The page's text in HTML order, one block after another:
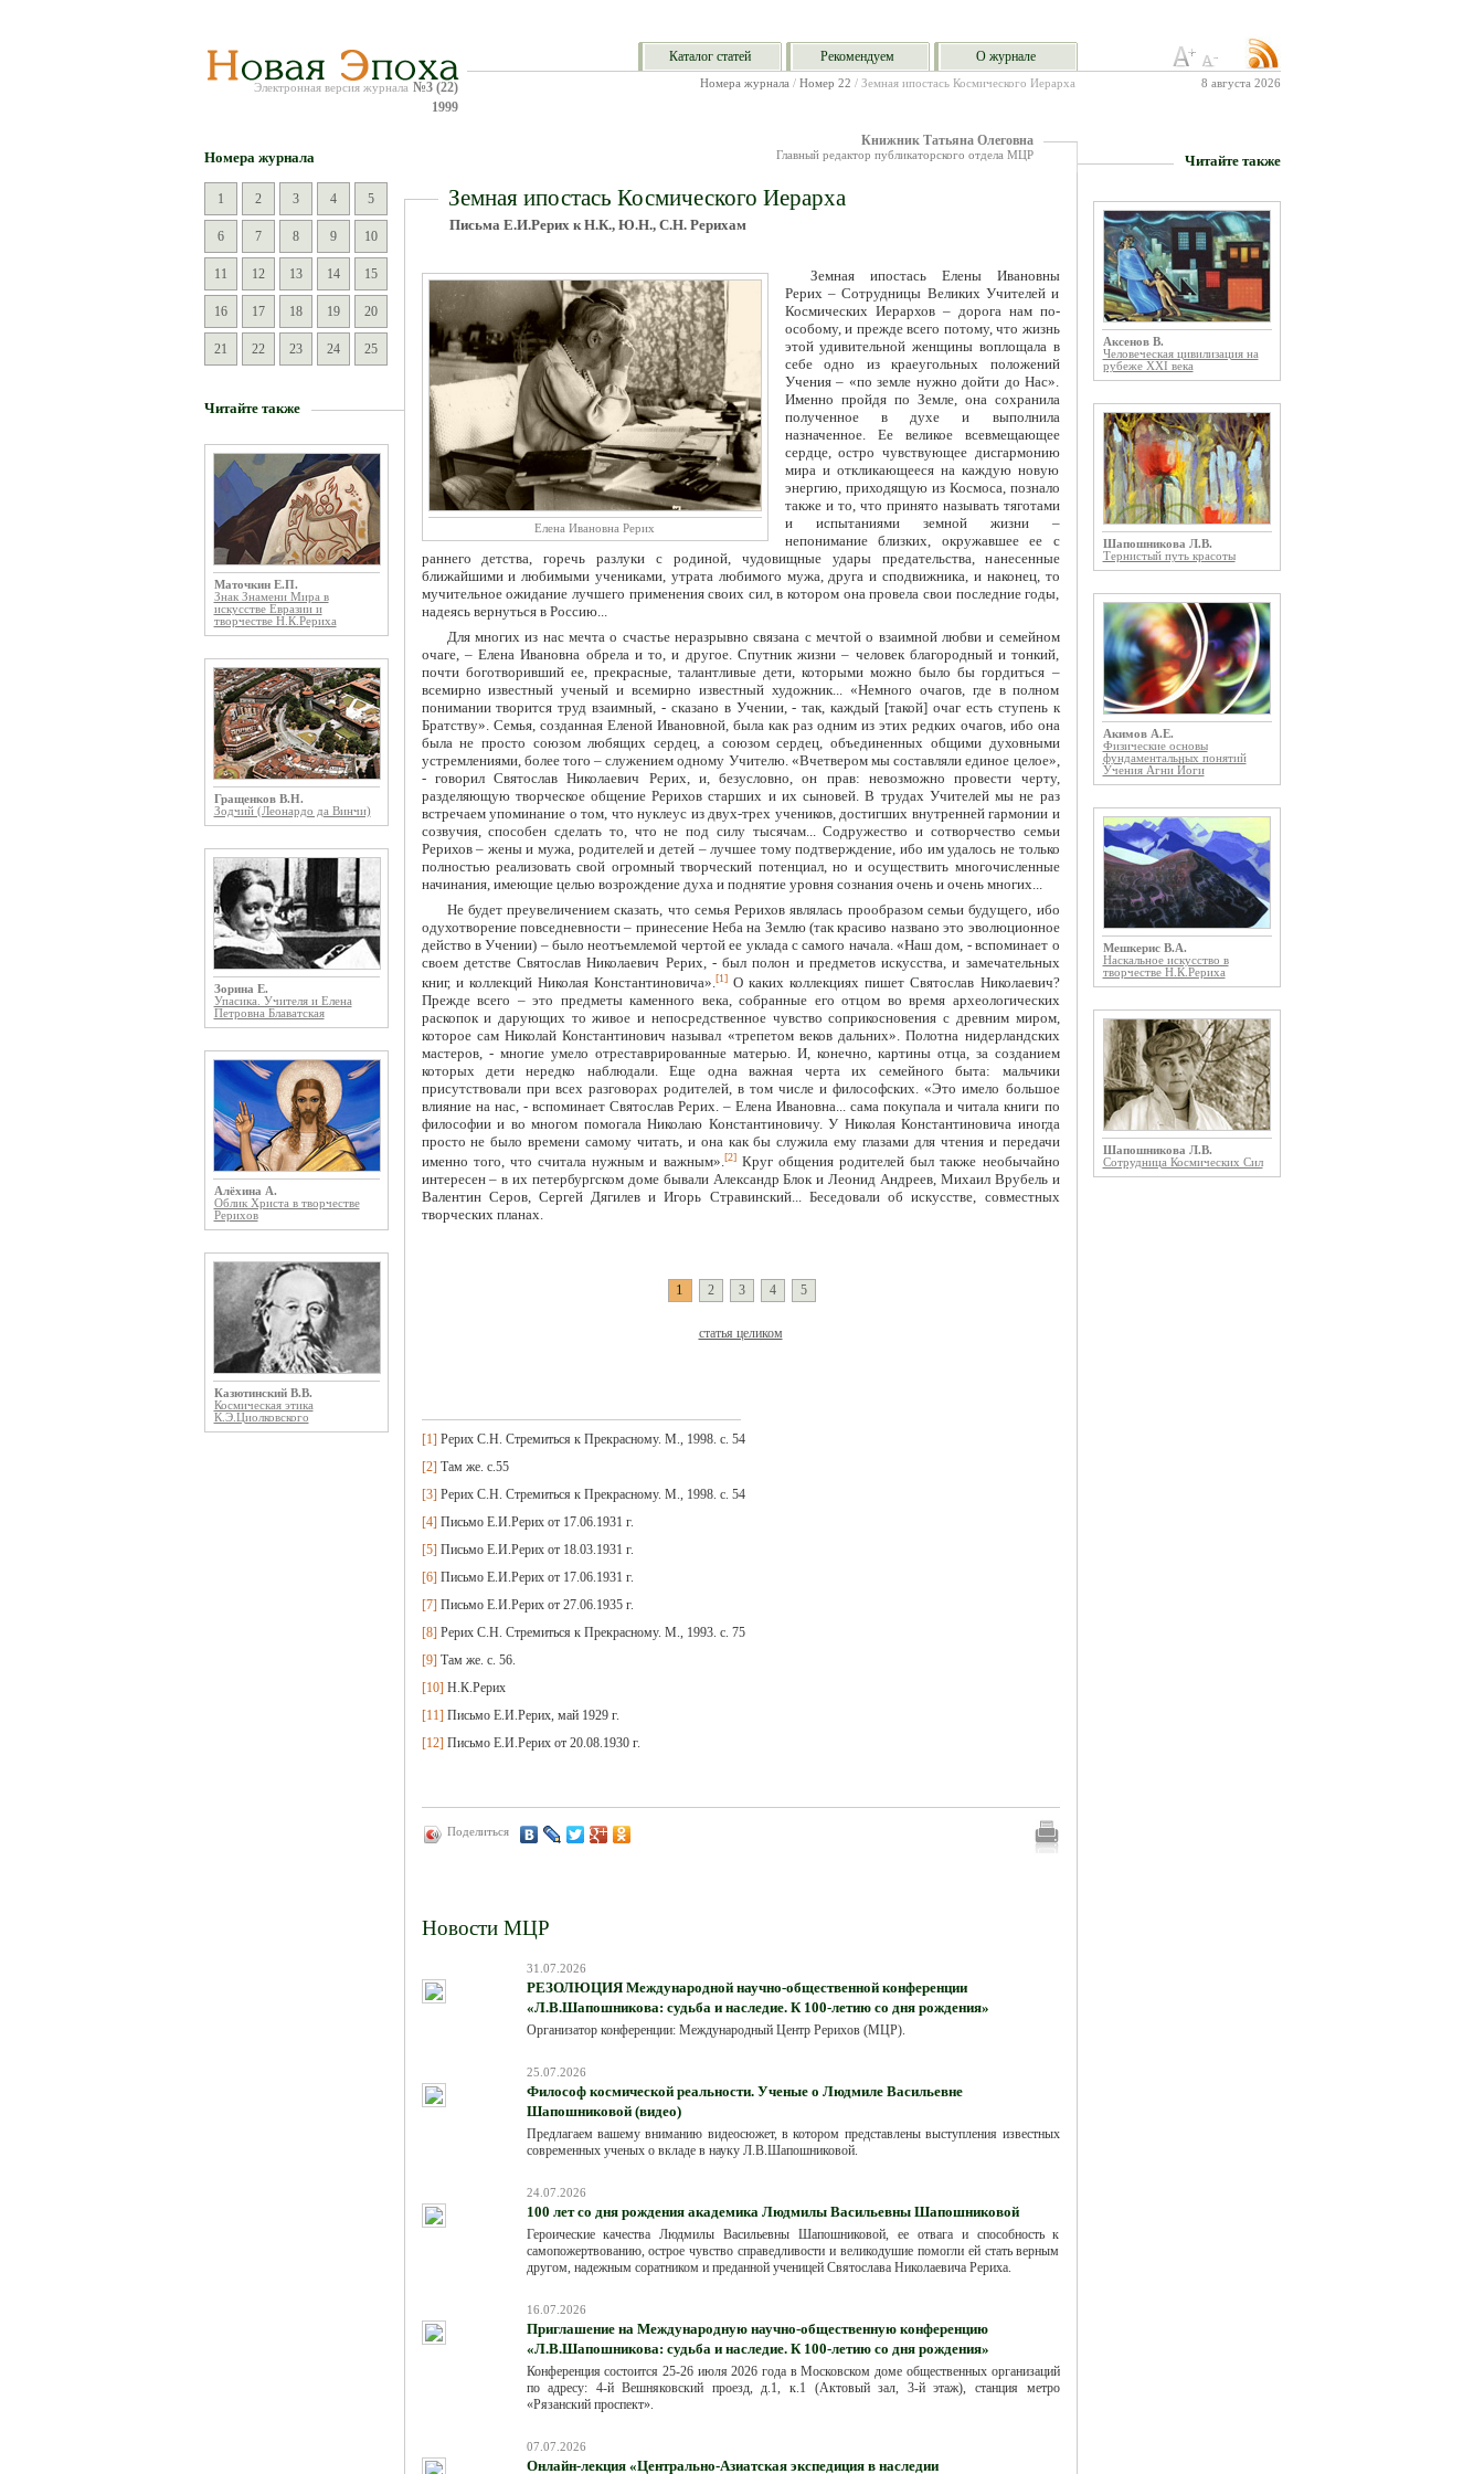
Электронная версия журнала №3 (22)
1999
Каталог статей Рекомендуем О журнале
8 августа 2026
Номера журнала / Номер 22 / Земная ипостась Космического Иерарха
Номера журнала
1 2 3 4 5
6 7 8 9 10
11 12 13 14 15
16 17 18 19 20
21 22 23 24 25
Читайте также
Маточкин Е.П.
Знак Знамени Мира в
искусстве Евразии и
творчестве Н.К.Рериха
Гращенков В.Н.
Зодчий (Леонардо да Винчи)
Зорина Е.
Упасика. Учителя и Елена
Петровна Блаватская
Алёхина А.
Облик Христа в творчестве
Рерихов
Казютинский В.В.
Космическая этика
К.Э.Циолковского
Книжник Татьяна Олеговна
Главный редактор публикаторского отдела МЦР
Земная ипостась Космического Иерарха
Письма Е.И.Рерих к Н.К., Ю.Н., С.Н. Рерихам
Елена Ивановна Рерих
Земная ипостась Елены Ивановны
Рерих – Сотрудницы Великих Учителей и
Космических Иерархов – дорога нам по-
особому, и прежде всего потому, что жизнь
этой удивительной женщины воплощала в
себе одно из краеугольных положений
Учения – «по земле нужно дойти до Нас».
Именно пройдя по Земле, она сохранила
полученное в духе и выполнила
назначенное. Ее великое всевмещающее
сердце, остро чувствующее дисгармонию
мира и откликающееся на каждую новую
энергию, приходящую из Космоса, познало
также и то, что принято называть тяготами
и испытаниями земной жизни –
непонимание близких, окружавшее ее с
раннего детства, горечь разлуки с родиной, чудовищные удары предательства, нанесенные
ближайшими и любимыми учениками, утрата любимого мужа, друга и сподвижника, и наконец, то
мучительное ожидание лучшего применения своих сил, в котором она провела свои последние годы,
надеясь вернуться в Россию...
Для многих из нас мечта о счастье неразрывно связана с мечтой о взаимной любви и семейном
очаге, – Елена Ивановна обрела и то, и другое. Спутник жизни – человек благородный и тонкий,
почти боготворивший ее, прекрасные, талантливые дети, которыми можно было бы гордиться –
всемирно известный ученый и всемирно известный художник... «Немного очагов, где в полном
понимании творится труд взаимный, - сказано в Учении, - так, каждый [такой] очаг есть ступень к
Братству». Семья, созданная Еленой Ивановной, была как раз одним из этих редких очагов, ибо она
была не просто союзом любящих сердец, а союзом сердец, объединенных общими духовными
устремлениями, более того – служением одному Учителю. «Вчетвером мы составляли единое целое»,
- говорил Святослав Николаевич Рерих, и, безусловно, он прав: невозможно провести черту,
разделяющую творческое общение Рерихов старших и их сыновей. В трудах Учителей мы не раз
встречаем упоминание о том, что нуклеус из двух-трех учеников, достигших внутренней гармонии и
созвучия, способен сделать то, что не под силу тысячам... Содружество и сотворчество семьи
Рерихов – жены и мужа, родителей и детей – лучшее тому подтверждение, ибо им удалось не только
полностью реализовать свой огромный творческий потенциал, но и осуществить многочисленные
начинания, имеющие целью возрождение духа и поднятие уровня сознания очень и очень многих...
Не будет преувеличением сказать, что семья Рерихов являлась прообразом семьи будущего, ибо
одухотворение повседневности – принесение Неба на Землю (так красиво названо это эволюционное
действо в Учении) – было неотъемлемой чертой ее уклада с самого начала. «Наш дом, - вспоминает о
своем детстве Святослав Николаевич Рерих, - был полон и предметов искусства, и замечательных
книг, и коллекций Николая Константиновича». [1]О каких коллекциях пишет Святослав Николаевич?
Прежде всего – это предметы каменного века, собранные его отцом во время археологических
раскопок и дарующих то живое и непосредственное чувство соприкосновения с древним миром,
которое сам Николай Константинович называл «трепетом веков дальних». Полотна нидерландских
мастеров, - многие умело отреставрированные матерью. И, конечно, картины отца, за созданием
которых дети нередко наблюдали. Еще одна важная черта их семейного быта: мальчики
присутствовали при всех разговорах родителей, в том числе и философских. «Это имело большое
влияние на нас, - вспоминает Святослав Рерих. – Елена Ивановна... сама покупала и читала книги по
философии и во многом помогала Николаю Константиновичу. У Николая Константиновича иногда
просто не было времени самому читать, и она как бы служила ему глазами для чтения и передачи
именно того, что считала нужным и важным». [2]Круг общения родителей был также необычайно
интересен – в их петербургском доме бывали Александр Блок и Леонид Андреев, Михаил Врубель и
Валентин Серов, Сергей Дягилев и Игорь Стравинский... Беседовали об искусстве, совместных
творческих планах.
1 2 3 4 5
статья целиком
[1]Рерих С.Н. Стремиться к Прекрасному. М., 1998. с. 54
[2]Там же. с.55
[3]Рерих С.Н. Стремиться к Прекрасному. М., 1998. с. 54
[4]Письмо Е.И.Рерих от 17.06.1931 г.
[5]Письмо Е.И.Рерих от 18.03.1931 г.
[6]Письмо Е.И.Рерих от 17.06.1931 г.
[7]Письмо Е.И.Рерих от 27.06.1935 г.
[8]Рерих С.Н. Стремиться к Прекрасному. М., 1993. с. 75
[9]Там же. с. 56.
[10]Н.К.Рерих
[11]Письмо Е.И.Рерих, май 1929 г.
[12]Письмо Е.И.Рерих от 20.08.1930 г.
Поделиться
Новости МЦР
31.07.2026
РЕЗОЛЮЦИЯ Международной научно-общественной конференции
«Л.В.Шапошникова: судьба и наследие. К 100-летию со дня рождения»
Организатор конференции: Международный Центр Рерихов (МЦР).
25.07.2026
Философ космической реальности. Ученые о Людмиле Васильевне
Шапошниковой (видео)
Предлагаем вашему вниманию видеосюжет, в котором представлены выступления известных
современных ученых о вкладе в науку Л.В.Шапошниковой.
24.07.2026
100 лет со дня рождения академика Людмилы Васильевны Шапошниковой
Героические качества Людмилы Васильевны Шапошниковой, ее отвага и способность к
самопожертвованию, острое чувство справедливости и великодушие помогли ей стать верным
другом, надежным соратником и преданной ученицей Святослава Николаевича Рериха.
16.07.2026
Приглашение на Международную научно-общественную конференцию
«Л.В.Шапошникова: судьба и наследие. К 100-летию со дня рождения»
Конференция состоится 25-26 июля 2026 года в Московском доме общественных организаций
по адресу: 4-й Вешняковский проезд, д.1, к.1 (Актовый зал, 3-й этаж), станция метро
«Рязанский проспект».
07.07.2026
Онлайн-лекция «Центрально-Азиатская экспедиция в наследии
Читайте также
Аксенов В.
Человеческая цивилизация на
рубеже XXI века
Шапошникова Л.В.
Тернистый путь красоты
Акимов А.Е.
Физические основы
фундаментальных понятий
Учения Агни Йоги
Мешкерис В.А.
Наскальное искусство в
творчестве Н.К.Рериха
Шапошникова Л.В.
Сотрудница Космических Сил